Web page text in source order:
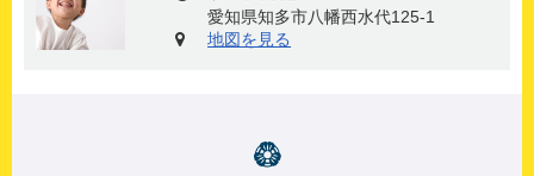
愛知県知多市八幡西水代125-1
地図を見る